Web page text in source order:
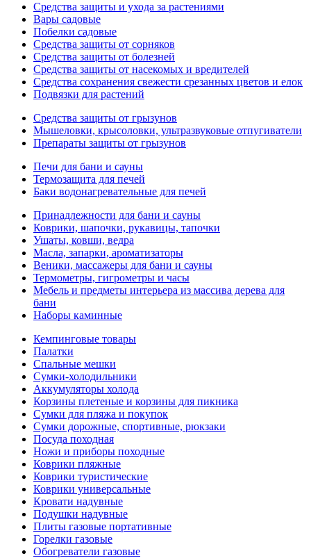
Средства защиты и ухода за растениями
Вары садовые
Побелки садовые
Средства защиты от сорняков
Средства защиты от болезней
Средства защиты от насекомых и вредителей
Средства сохранения свежести срезанных цветов и елок
Подвязки для растений
Средства защиты от грызунов
Мышеловки, крысоловки, ультразвуковые отпугиватели
Препараты защиты от грызунов
Печи для бани и сауны
Термозащита для печей
Баки водонагревательные для печей
Принадлежности для бани и сауны
Коврики, шапочки, рукавицы, тапочки
Ушаты, ковши, ведра
Масла, запарки, ароматизаторы
Веники, массажеры для бани и сауны
Термометры, гигрометры и часы
Мебель и предметы интерьера из массива дерева для
бани
Наборы каминные
Кемпинговые товары
Палатки
Спальные мешки
Сумки-холодильники
Аккумуляторы холода
Корзины плетеные и корзины для пикника
Сумки для пляжа и покупок
Сумки дорожные, спортивные, рюкзаки
Посуда походная
Ножи и приборы походные
Коврики пляжные
Коврики туристические
Коврики универсальные
Кровати надувные
Подушки надувные
Плиты газовые портативные
Горелки газовые
Обогреватели газовые